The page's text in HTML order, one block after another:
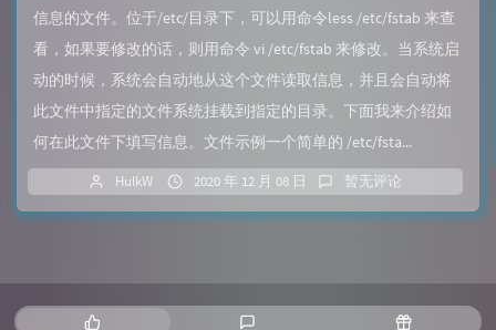
信息的文件。位于/etc/目录下，可以用命令less /etc/fstab 来查
看，如果要修改的话，则用命令 vi /etc/fstab 来修改。当系统启
动的时候，系统会自动地从这个文件读取信息，并且会自动将
此文件中指定的文件系统挂载到指定的目录。下面我来介绍如
何在此文件下填写信息。文件示例一个简单的 /etc/fsta...
HulkW 2020 年 12 月 08 日 暂无评论
热
随